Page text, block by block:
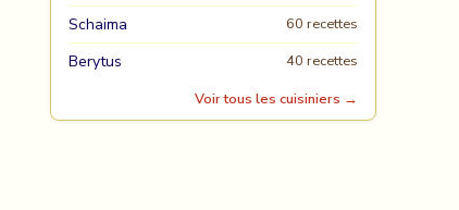
Schaima 60 recettes
Berytus
40 recettes
Voir tous les cuisiniers →